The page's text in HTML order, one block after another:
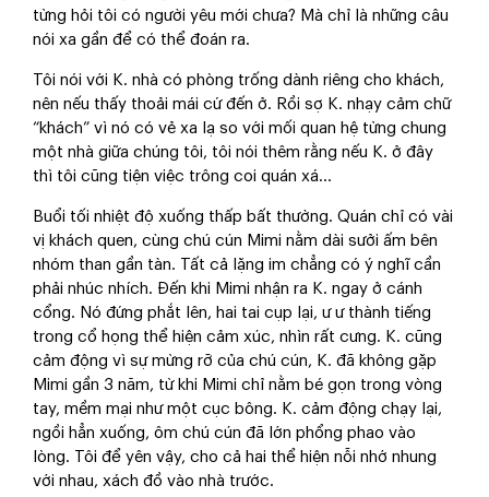
từng hỏi tôi có người yêu mới chưa? Mà chỉ là những câu
nói xa gần để có thể đoán ra.
Tôi nói với K. nhà có phòng trống dành riêng cho khách,
nên nếu thấy thoải mái cứ đến ở. Rồi sợ K. nhạy cảm chữ
“khách” vì nó có vẻ xa lạ so với mối quan hệ từng chung
một nhà giữa chúng tôi, tôi nói thêm rằng nếu K. ở đây
thì tôi cũng tiện việc trông coi quán xá…
Buổi tối nhiệt độ xuống thấp bất thường. Quán chỉ có vài
vị khách quen, cùng chú cún Mimi nằm dài sưởi ấm bên
nhóm than gần tàn. Tất cả lặng im chẳng có ý nghĩ cần
phải nhúc nhích. Đến khi Mimi nhận ra K. ngay ở cánh
cổng. Nó đứng phắt lên, hai tai cụp lại, ư ư thành tiếng
trong cổ họng thể hiện cảm xúc, nhìn rất cưng. K. cũng
cảm động vì sự mừng rỡ của chú cún, K. đã không gặp
Mimi gần 3 năm, từ khi Mimi chỉ nằm bé gọn trong vòng
tay, mềm mại như một cục bông. K. cảm động chạy lại,
ngồi hẳn xuống, ôm chú cún đã lớn phổng phao vào
lòng. Tôi để yên vậy, cho cả hai thể hiện nỗi nhớ nhung
với nhau, xách đồ vào nhà trước.